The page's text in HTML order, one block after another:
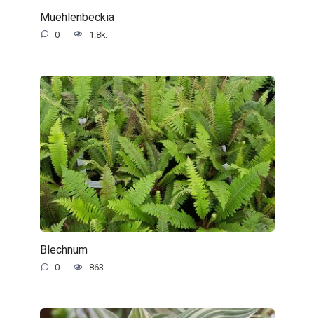
Muehlenbeckia
0 1.8k.
Blechnum
0 863